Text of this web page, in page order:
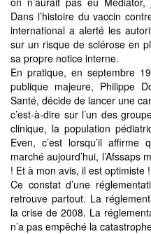
Dans l’histoire du vaccin
international a alerté les
sur un risque de sclérose en
sa propre notice interne.
En pratique, en septembre
publique majeure, Philippe
Santé, décide de lancer une
c’est-à-dire sur l’un des
clinique, la population
Even, c’est lorsqu’il
marché aujourd’hui,
! Et à mon avis, il est optimiste !
Ce constat d’une
retrouve partout. La
la crise de 2008. La
n’a pas empêché la